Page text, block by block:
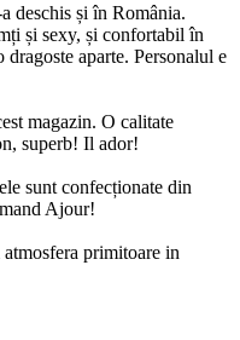
deschis și în România.
și sexy, și confortabil în
aparte. Personalul e
magazin. O calitate
superb! Il ador!
sunt confecționate din
Ajour!
primitoare in